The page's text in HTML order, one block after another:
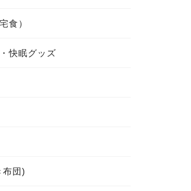
食）
快眠グッズ
布団)